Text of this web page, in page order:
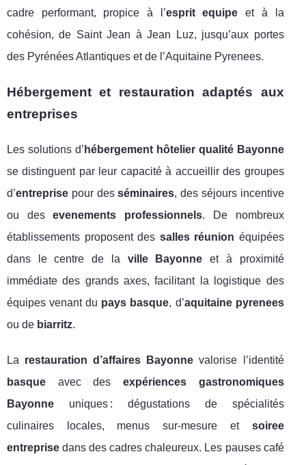
cadre performant, propice à l’esprit equipe et à la
cohésion, de Saint Jean à Jean Luz, jusqu’aux portes
des Pyrénées Atlantiques et de l’Aquitaine Pyrenees.
Hébergement et restauration adaptés aux
entreprises
Les solutions d’ hébergement hôtelier qualité Bayonne
se distinguent par leur capacité à accueillir des groupes
d’entreprise pour desséminaires, des séjours incentive
ou desevenements professionnels. De nombreux
établissements proposent des salles réunion équipées
dans le centre de la ville Bayonne et à proximité
immédiate des grands axes, facilitant la logistique des
équipes venant du pays basque, d’aquitaine pyrenees
ou de biarritz.
La restauration d’affaires Bayonne valorise l’identité
basque avec des expériences gastronomiques
Bayonne uniques : dégustations de spécialités
culinaires locales, menus sur-mesure et soiree
entreprise dans des cadres chaleureux. Les pauses café